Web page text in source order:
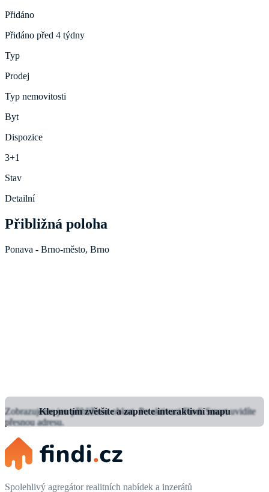
Přidáno
Přidáno před 4 týdny
Typ
Prodej
Typ nemovitosti
Byt
Dispozice
3+1
Stav
Detailní
Přibližná poloha
Ponava - Brno-město, Brno
Klepnutím zvětšíte a zapnete interaktivní mapu
Zobrazujeme jen přibližnou oblast.Po aktivaci Findi Smart uvidíte
přesnou adresu.
Spolehlivý agregátor realitních nabídek a inzerátů